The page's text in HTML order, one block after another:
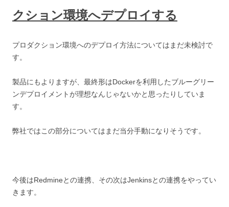
クション環境へデプロイする
プロダクション環境へのデプロイ方法についてはまだ未検討で
す。
製品にもよりますが、最終形はDockerを利用したブルーグリー
ンデプロイメントが理想なんじゃないかと思ったりしていま
す。
弊社ではこの部分についてはまだ当分手動になりそうです。
今後はRedmineとの連携、その次はJenkinsとの連携をやってい
きます。